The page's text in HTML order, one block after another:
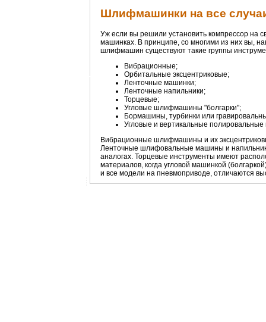
Шлифмашинки на все
Уж если вы решили установить компрессор на
машинках. В принципе, со многими из них вы,
шлифмашин существуют такие группы
Вибрационные;
Орбитальные эксцентриковые;
Ленточные машинки;
Ленточные напильники;
Торцевые;
Угловые шлифмашины "болгарки";
Бормашины, турбинки или
Угловые и вертикальные
Вибрационные шлифмашины и их
Ленточные шлифовальные машины и
аналогах. Торцевые инструменты имеют
материалов, когда угловой машинкой
и все модели на пневмоприводе, отличаются